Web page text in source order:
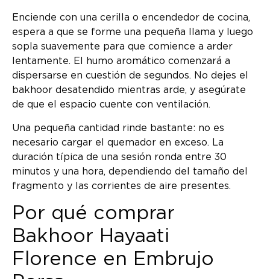
Enciende con una cerilla o encendedor de cocina,
espera a que se forme una pequeña llama y luego
sopla suavemente para que comience a arder
lentamente. El humo aromático comenzará a
dispersarse en cuestión de segundos. No dejes el
bakhoor desatendido mientras arde, y asegúrate
de que el espacio cuente con ventilación.
Una pequeña cantidad rinde bastante: no es
necesario cargar el quemador en exceso. La
duración típica de una sesión ronda entre 30
minutos y una hora, dependiendo del tamaño del
fragmento y las corrientes de aire presentes.
Por qué comprar
Bakhoor Hayaati
Florence en Embrujo